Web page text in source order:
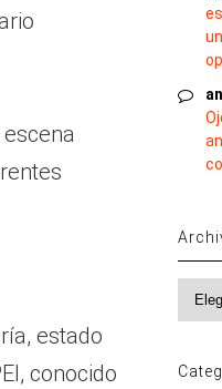
estado
conocido